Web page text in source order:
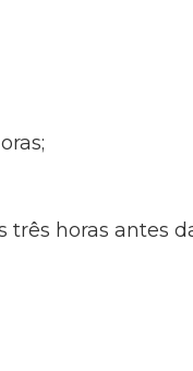
horas antes